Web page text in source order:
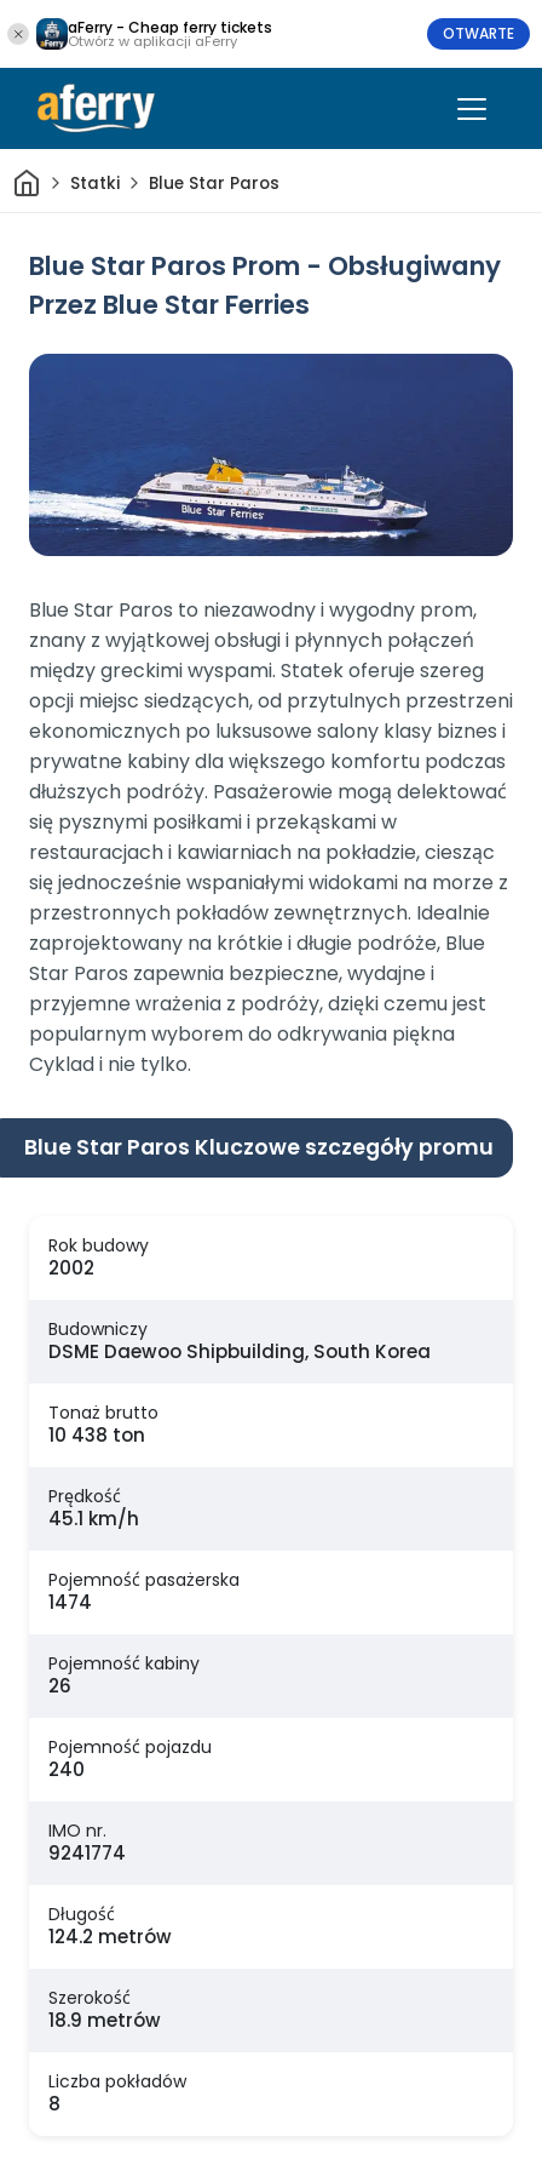
aFerry - Cheap ferry tickets
Otwórz w aplikacji aFerry OTWARTE
DomStatki Blue Star Paros
Blue Star Paros Prom - Obsługiwany
Przez Blue Star Ferries
Blue Star Paros to niezawodny i wygodny prom,
znany z wyjątkowej obsługi i płynnych połączeń
między greckimi wyspami. Statek oferuje szereg
opcji miejsc siedzących, od przytulnych przestrzeni
ekonomicznych po luksusowe salony klasy biznes i
prywatne kabiny dla większego komfortu podczas
dłuższych podróży. Pasażerowie mogą delektować
się pysznymi posiłkami i przekąskami w
restauracjach i kawiarniach na pokładzie, ciesząc
się jednocześnie wspaniałymi widokami na morze z
przestronnych pokładów zewnętrznych. Idealnie
zaprojektowany na krótkie i długie podróże, Blue
Star Paros zapewnia bezpieczne, wydajne i
przyjemne wrażenia z podróży, dzięki czemu jest
popularnym wyborem do odkrywania piękna
Cyklad i nie tylko.
Blue Star Paros Kluczowe szczegóły promu
Rok budowy
2002
Budowniczy
DSME Daewoo Shipbuilding, South Korea
Tonaż brutto
10 438 ton
Prędkość
45.1 km/h
Pojemność pasażerska
1474
Pojemność kabiny
26
Pojemność pojazdu
240
IMO nr.
9241774
Długość
124.2 metrów
Szerokość
18.9 metrów
Liczba pokładów
8